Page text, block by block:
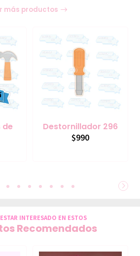
más productos
de
Destornillador 296
$990
INTERESADO EN ESTOS
Recomendados